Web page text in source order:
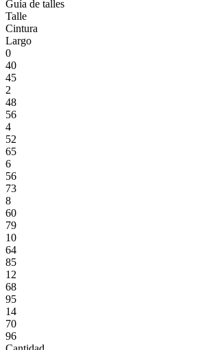
Guía de talles
Talle
Cintura
Largo
0
40
45
2
48
56
4
52
65
6
56
73
8
60
79
10
64
85
12
68
95
14
70
96